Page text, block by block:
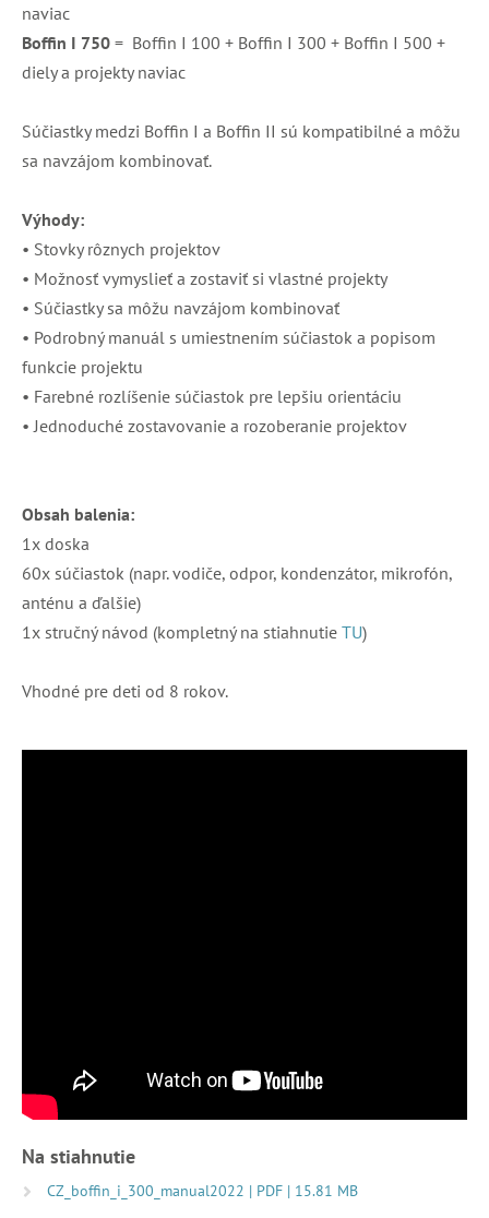
naviac
Boffin I 750 = Boffin I 100 + Boffin I 300 + Boffin I 500 +
diely a projekty naviac
Súčiastky medzi Boffin I a Boffin II sú kompatibilné a môžu
sa navzájom kombinovať.
Výhody:
• Stovky rôznych projektov
• Možnosť vymyslieť a zostaviť si vlastné projekty
• Súčiastky sa môžu navzájom kombinovať
• Podrobný manuál s umiestnením súčiastok a popisom
funkcie projektu
• Farebné rozlíšenie súčiastok pre lepšiu orientáciu
• Jednoduché zostavovanie a rozoberanie projektov
Obsah balenia:
1x doska
60x súčiastok (napr. vodiče, odpor, kondenzátor, mikrofón,
anténu a ďalšie)
1x stručný návod (kompletný na stiahnutie TU)
Vhodné pre deti od 8 rokov.
Na stiahnutie
CZ_boffin_i_300_manual2022 | PDF | 15.81 MB